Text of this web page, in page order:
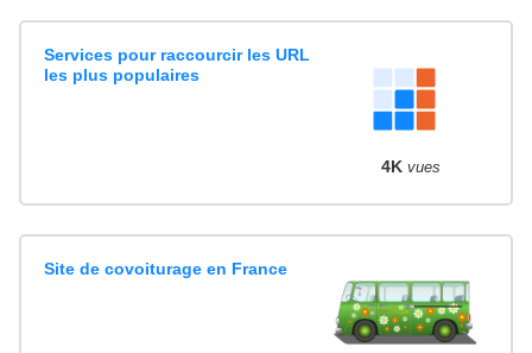
Services pour raccourcir les URL
les plus populaires
4K vues
Site de covoiturage en France